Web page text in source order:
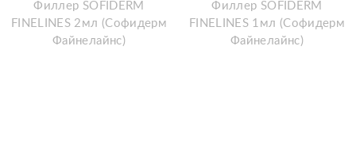
Филлер SOFIDERM
FINELINES 2мл (Софидерм
Файнелайнc)
Филлер SOFIDERM
FINELINES 1мл (Софидерм
Файнелайнс)